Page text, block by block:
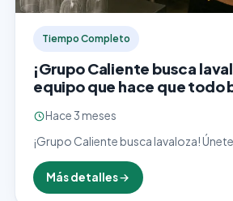
Tiempo Completo
¡Grupo Caliente busca
equipo que hace que todo
Hace 3 meses
¡Grupo Caliente busca lavaloza!
que todo brille Grupo Caliente,
entretenimiento y hospitalidad, está
personas comprometidas,…
Más detalles